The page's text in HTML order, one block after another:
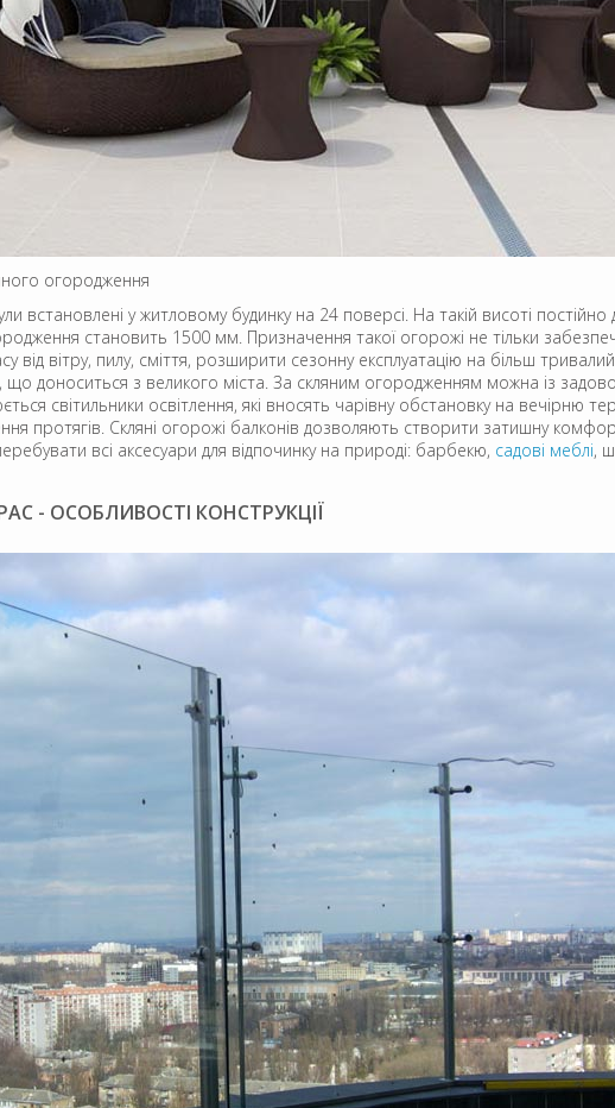
огородження
встановлені у житловому будинку на 24 поверсі. На такій висоті
становить 1500 мм. Призначення такої огорожі не тільки
від вітру, пилу, сміття, розширити сезонну експлуатацію на більш
доноситься з великого міста. За скляним огородженням можна із
світильники освітлення, які вносять чарівну обстановку на вечірню
протягів. Скляні огорожі балконів дозволяють створити затишну
всі аксесуари для відпочинку на природі: барбекю, садові меблі,
- ОСОБЛИВОСТІ КОНСТРУКЦІЇ